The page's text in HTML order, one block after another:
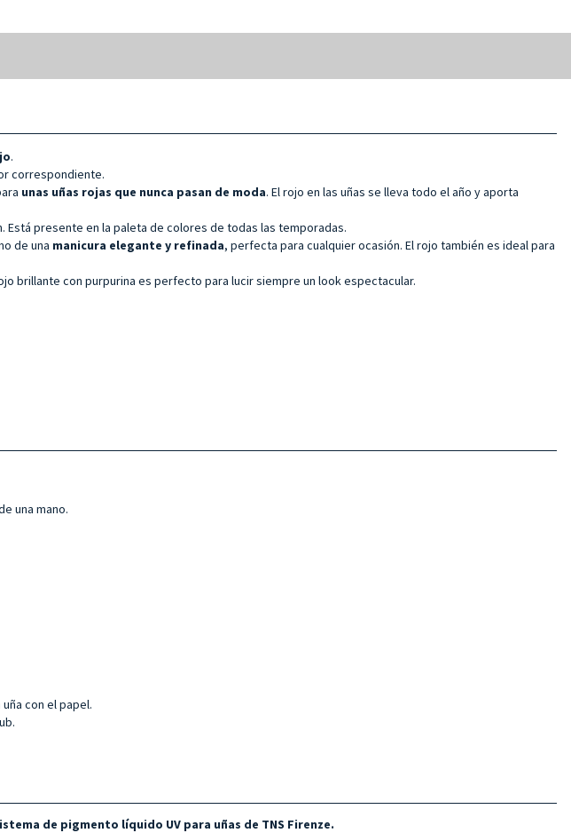
.
correspondiente.
unas uñas rojas que nunca pasan de moda. El rojo en las uñas se lleva todo el año y aporta
presente en la paleta de colores de todas las temporadas.
de una manicura elegante y refinada, perfecta para cualquier ocasión. El rojo también es ideal para
brillante con purpurina es perfecto para lucir siempre un look espectacular.
una mano.
con el papel.
de pigmento líquido UV para uñas de TNS Firenze.